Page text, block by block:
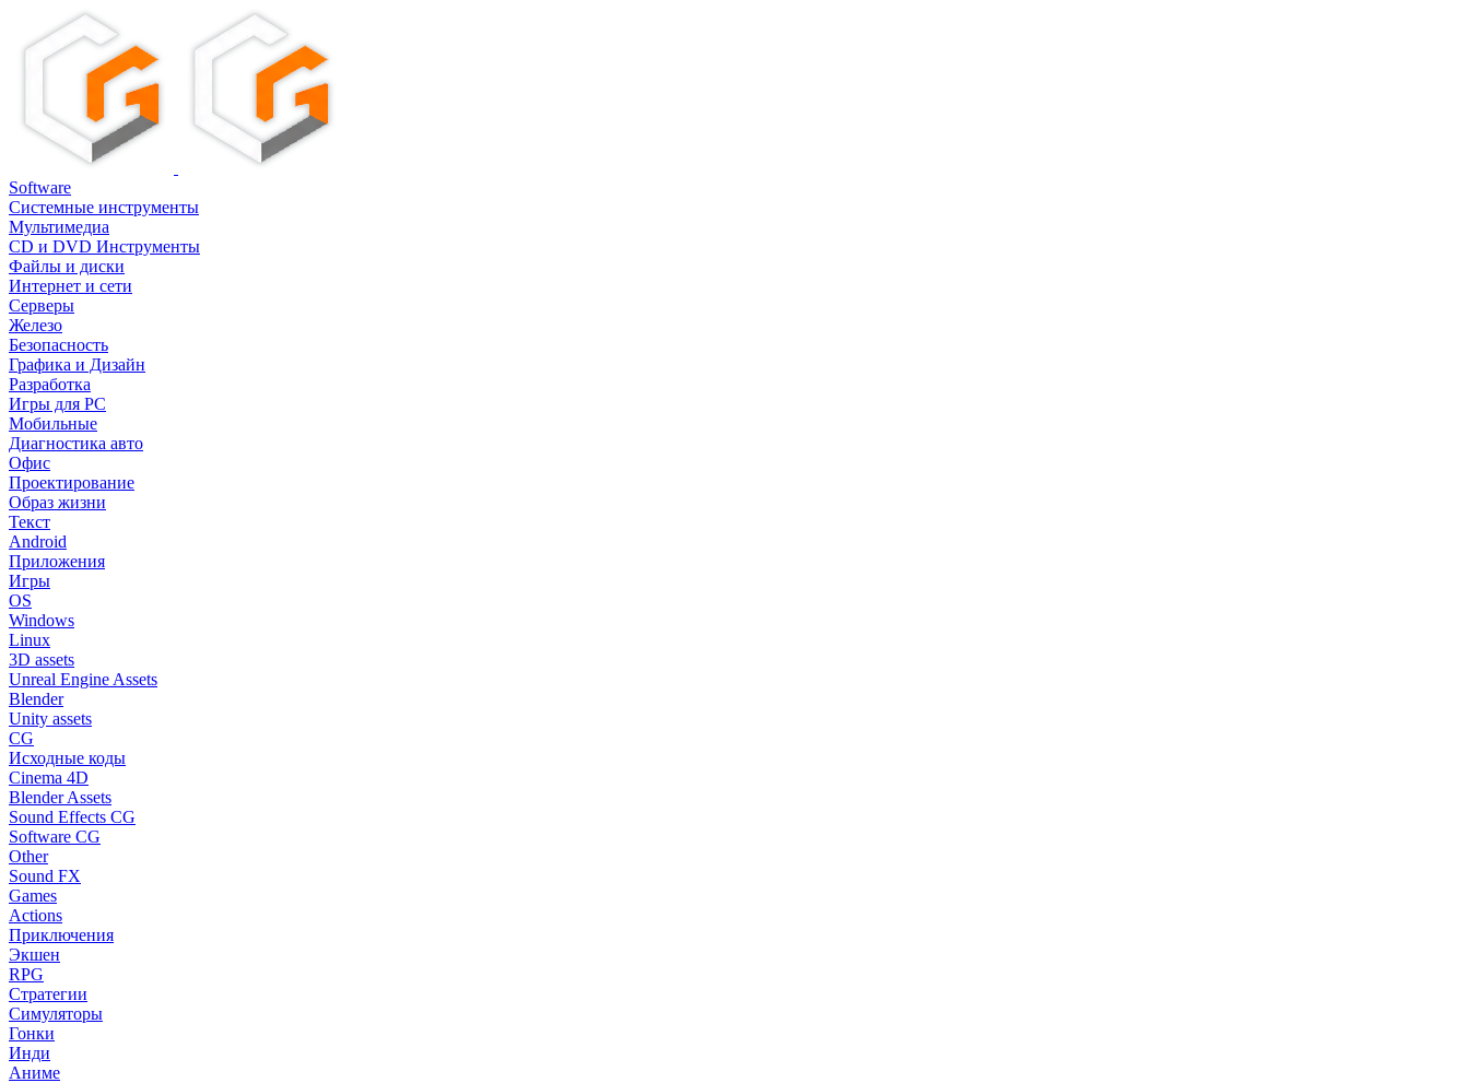
Software
Системные инструменты
Мультимедиа
CD и DVD Инструменты
Файлы и диски
Интернет и сети
Серверы
Железо
Безопасность
Графика и Дизайн
Разработка
Игры для PC
Мобильные
Диагностика авто
Офис
Проектирование
Образ жизни
Текст
Android
Приложения
Игры
OS
Windows
Linux
3D assets
Unreal Engine Assets
Blender
Unity assets
CG
Исходные коды
Cinema 4D
Blender Assets
Sound Effects CG
Software CG
Other
Sound FX
Games
Actions
Приключения
Экшен
RPG
Стратегии
Симуляторы
Гонки
Инди
Аниме